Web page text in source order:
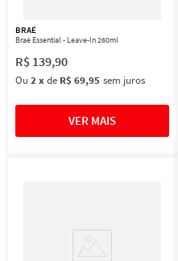
BRAÉ
Braé Essential - Leave-In 260ml
R$ 139,90
Ou 2xde R$ 69,95 sem juros